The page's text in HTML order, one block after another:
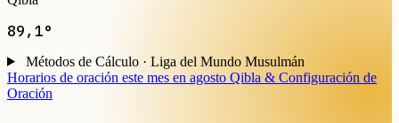
89,1°
Métodos de Cálculo · Liga del Mundo Musulmán
Horarios de oración este mes en agosto Qibla & Configuración de
Oración